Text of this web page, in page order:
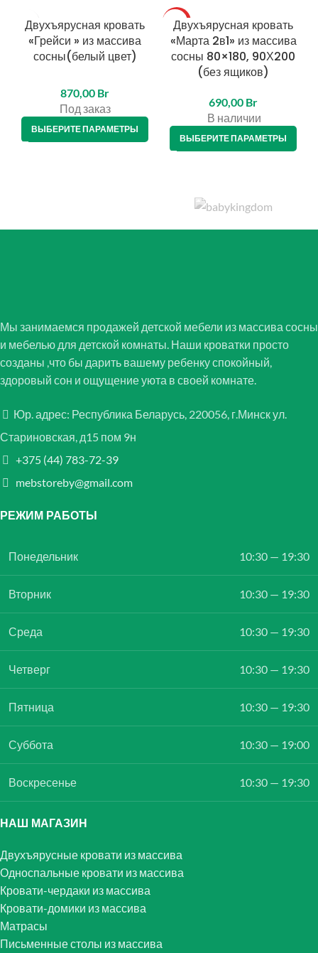
Двухъярусная кровать
«Грейси » из массива
сосны(белый цвет)
870,00 Br
Под заказ
ВЫБЕРИТЕ ПАРАМЕТРЫ
ТОП
Двухъярусная кровать
«Марта 2в1» из массива
сосны 80×180, 90Х200
(без ящиков)
690,00 Br
В наличии
ВЫБЕРИТЕ ПАРАМЕТРЫ
Мы занимаемся продажей детской мебели из массива сосны
и мебелью для детской комнаты. Наши кроватки просто
созданы ,что бы дарить вашему ребенку спокойный,
здоровый сон и ощущение уюта в своей комнате.
Юр. адрес: Республика Беларусь, 220056, г.Минск ул.
Стариновская, д15 пом 9н
+375 (44) 783-72-39
mebstoreby@gmail.com
РЕЖИМ РАБОТЫ
Понедельник 10:30 — 19:30
Вторник 10:30 — 19:30
Среда 10:30 — 19:30
Четверг 10:30 — 19:30
Пятница 10:30 — 19:30
Суббота 10:30 — 19:00
Воскресенье 10:30 — 19:30
НАШ МАГАЗИН
Двухъярусные кровати из массива
Односпальные кровати из массива
Кровати-чердаки из массива
Кровати-домики из массива
Матрасы
Письменные столы из массива